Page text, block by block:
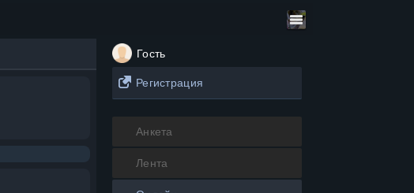
Гость
Регистрация
Анкета
Лента